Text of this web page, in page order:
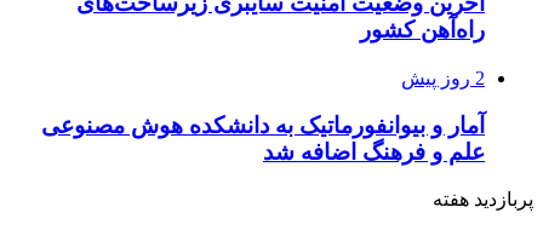
راه‌آهن کشور
2 روز پیش
آمار و بیوانفورماتیک به دانشکده هوش مصنوعی
علم و فرهنگ اضافه شد
پربازدید هفته